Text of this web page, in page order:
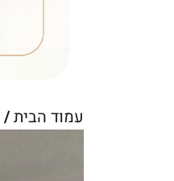
עמוד הבית/